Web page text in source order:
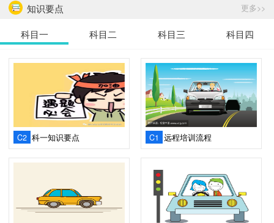
知识要点 更多>>
科目一 科目二 科目三 科目四
C2 科一知识要点 C1 远程培训流程